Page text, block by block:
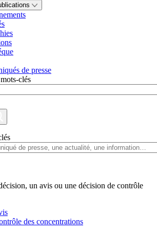
de presse
clés
un avis ou une décision de contrôle
des concentrations